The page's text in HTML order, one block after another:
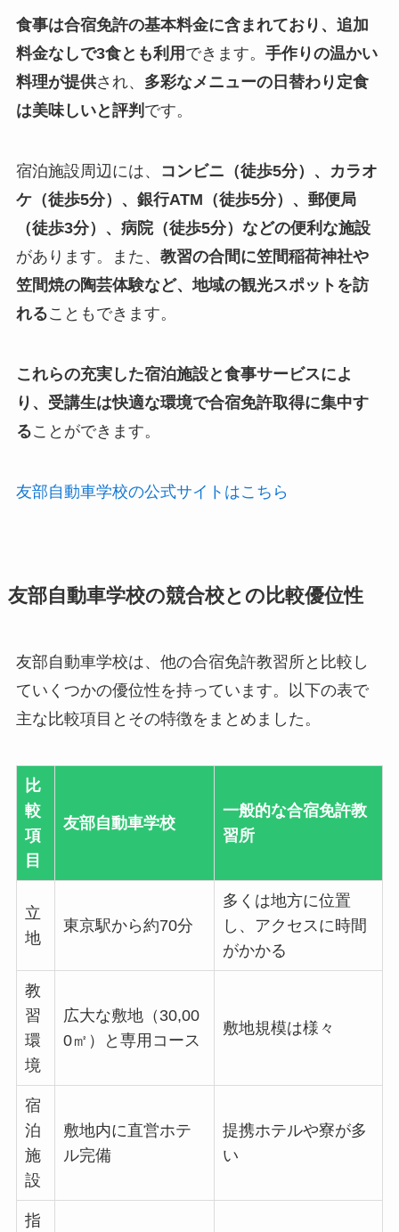
食事は合宿免許の基本料金に含まれており、追加
料金なしで3食とも利用 できます。 手作りの温かい
料理が提供され、 多彩なメニューの日替わり定食
は美味しいと評判 です。
宿泊施設周辺には、
コンビニ（徒歩5分）、カラオ
ケ（徒歩5分）、銀行ATM（徒歩5分）、郵便局
（徒歩3分）、病院（徒歩5分）などの便利な施設
があります。また、 教習の合間に笠間稲荷神社や
笠間焼の陶芸体験など、地域の観光スポットを訪
れることもできます。
これらの充実した宿泊施設と食事サービスによ
り、受講生は快適な環境で合宿免許取得に集中す
ることができます。
友部自動車学校の公式サイトはこちら
友部自動車学校の競合校との比較優位性
友部自動車学校は、他の合宿免許教習所と比較し
ていくつかの優位性を持っています。以下の表で
主な比較項目とその特徴をまとめました。
比
較
項
目
友部自動車学校
一般的な合宿免許教
習所
立
地
東京駅から約70分
多くは地方に位置
し、アクセスに時間
がかかる
教
習
環
境
広大な敷地（30,00
0㎡）と専用コース
敷地規模は様々
宿
泊
施
設
敷地内に直営ホテ
ル完備
提携ホテルや寮が多
い
指